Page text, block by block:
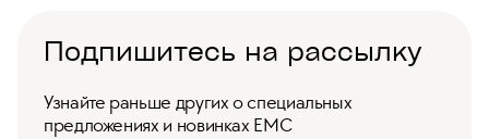
Подпишитесь на рассылку
Узнайте раньше других о специальных
предложениях и новинках ЕМС